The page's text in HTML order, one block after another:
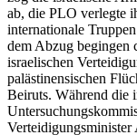
ab, die PLO verlegte
internationale
dem Abzug begingen
israelischen
palästinensischen
Beiruts. Während die
Verteidigungsminister